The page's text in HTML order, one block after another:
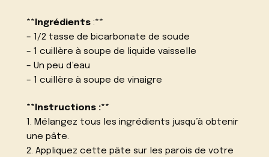
** Ingrédients :**
– 1/2 tasse de bicarbonate de soude
– 1 cuillère à soupe de liquide vaisselle
– Un peu d’eau
– 1 cuillère à soupe de vinaigre
**Instructions :**
1. Mélangez tous les ingrédients jusqu’à obtenir
une pâte.
2. Appliquez cette pâte sur les parois de votre